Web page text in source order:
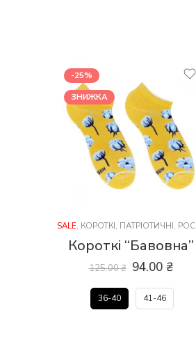
-25%
ЗНИЖКА
SALE, КОРОТКІ, ПАТРІОТИЧНІ, РОСЛИНИ
Короткі “Бавовна”
125.00₴ 94.00 ₴
36-40 41-46